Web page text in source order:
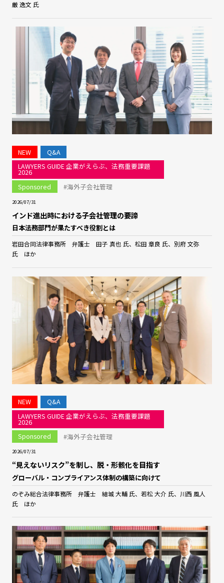
厳 逸文 氏
NEW
Q&A
LAWYERS GUIDE 企業がえらぶ、法務重要課題
2026
Sponsored
#海外子会社管理
2026/07/31
インド進出時における子会社管理の要諦
日本法務部門が果たすべき役割とは
岩田合同法律事務所 弁護士 田子 真也 氏、松田 章良 氏、別府 文弥
氏 ほか
NEW
Q&A
LAWYERS GUIDE 企業がえらぶ、法務重要課題
2026
Sponsored
#海外子会社管理
2026/07/31
“見えないリスク”を制し、脱・形骸化を目指す
グローバル・コンプライアンス体制の構築に向けて
のぞみ総合法律事務所 弁護士 結城 大輔 氏、若松 大介 氏、川西 風人
氏 ほか